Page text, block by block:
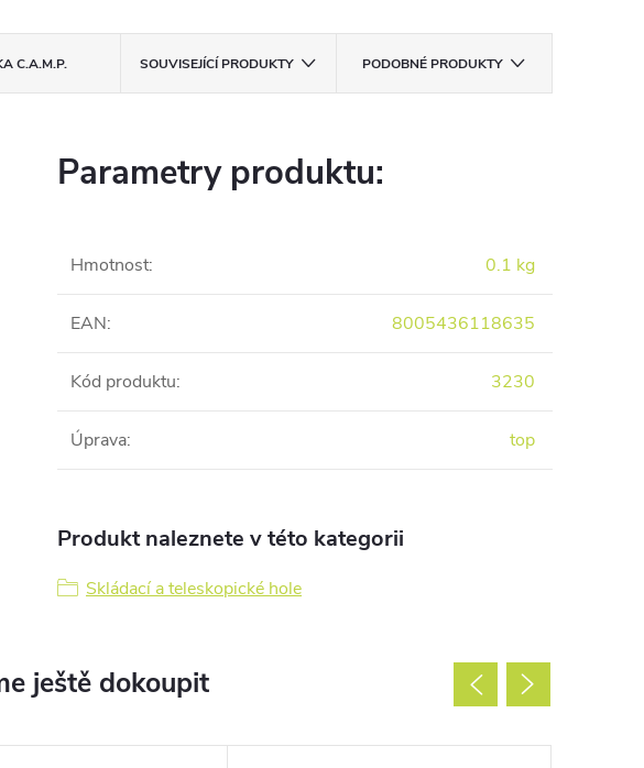
C.A.M.P. SOUVISEJÍCÍ PRODUKTY PODOBNÉ PRODUKTY
Parametry produktu:
Hmotnost: 0.1 kg
EAN: 8005436118635
Kód produktu: 3230
Úprava: top
Produkt naleznete v této kategorii
Skládací a teleskopické hole
ještě dokoupit